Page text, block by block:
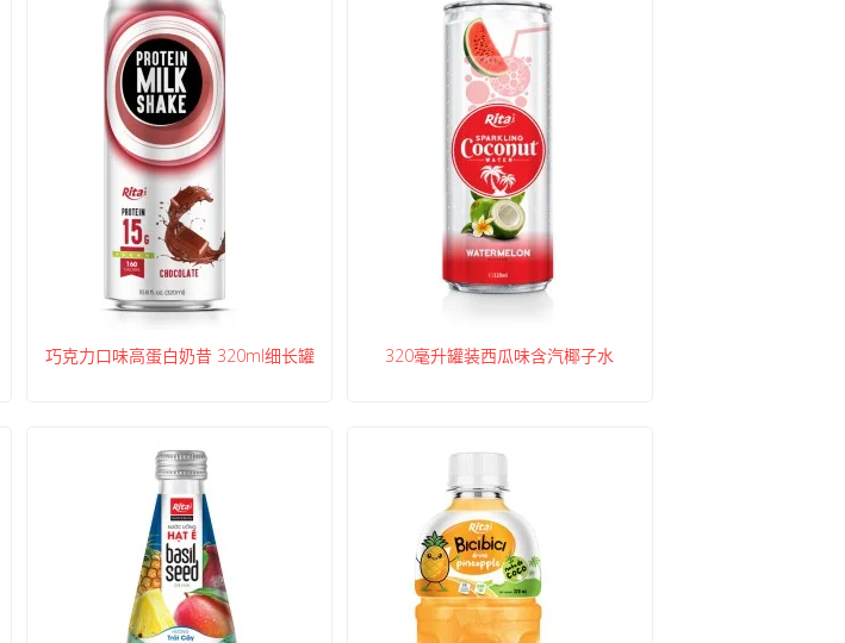
巧克力口味高蛋白奶昔 320ml细长罐 320毫升罐装西瓜味含汽椰子水